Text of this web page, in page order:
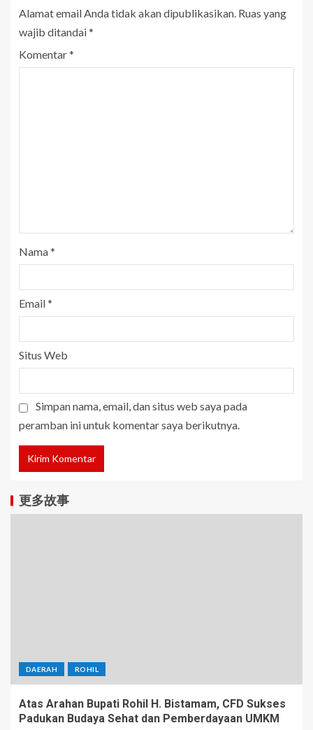
Alamat email Anda tidak akan dipublikasikan. Ruas yang
wajib ditandai*
Komentar*
Nama*
Email*
Situs Web
Simpan nama, email, dan situs web saya pada
peramban ini untuk komentar saya berikutnya.
更多故事
DAERAH ROHIL
Atas Arahan Bupati Rohil H. Bistamam, CFD Sukses
Padukan Budaya Sehat dan Pemberdayaan UMKM